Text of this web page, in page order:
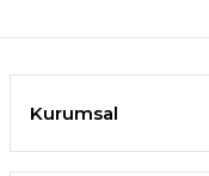
Kurumsal